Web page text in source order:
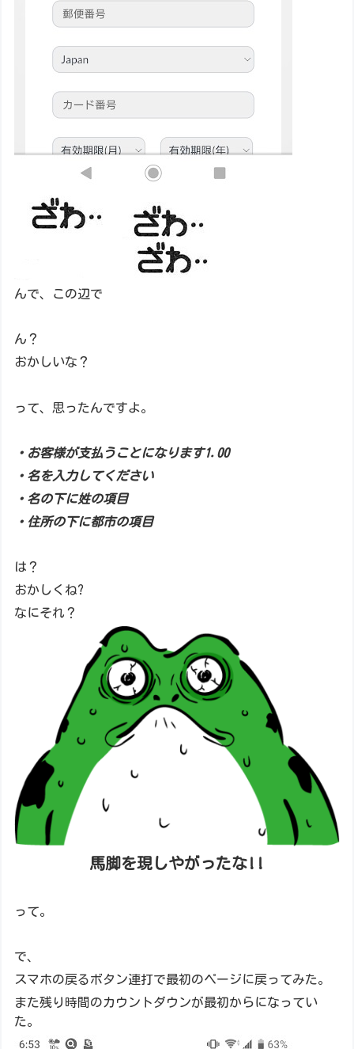
んで、この辺で
ん？
おかしいな？
って、思ったんですよ。
・お客様が支払うことになります1.00
・名を入力してください
・名の下に姓の項目
・住所の下に都市の項目
は？
おかしくね?
なにそれ？
馬脚を現しやがったな!!
って。
で、
スマホの戻るボタン連打で最初のページに戻ってみた。
また残り時間のカウントダウンが最初からになってい
た。